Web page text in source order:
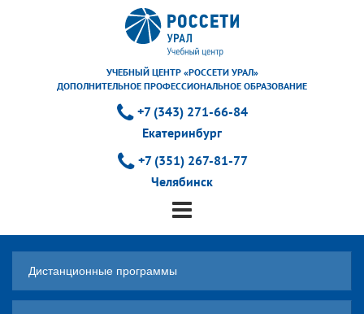
УЧЕБНЫЙ ЦЕНТР «РОССЕТИ УРАЛ»
ДОПОЛНИТЕЛЬНОЕ ПРОФЕССИОНАЛЬНОЕ ОБРАЗОВАНИЕ
+7 (343) 271-66-84
Екатеринбург
+7 (351) 267-81-77
Челябинск
Дистанционные программы